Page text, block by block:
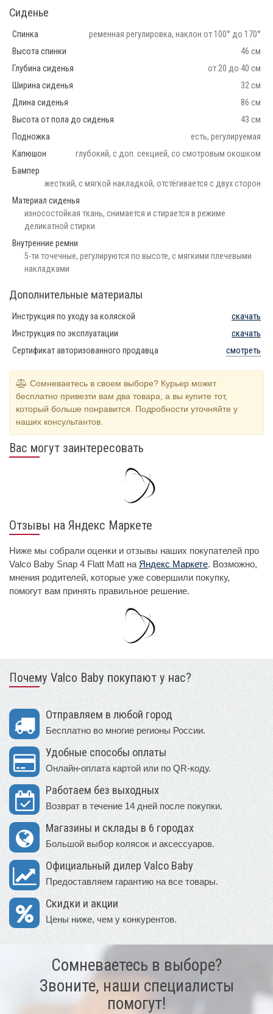
Сиденье
Спинка
ременная регулировка, наклон от 100° до 170°
Высота спинки
46 см
Глубина сиденья
от 20 до 40 см
Ширина сиденья
32 см
Длина сиденья
86 см
Высота от пола до сиденья
43 см
Подножка
есть, регулируемая
Капюшон
глубокий, с доп. секцией, со смотровым окошком
Бампер
жесткий, с мягкой накладкой, отстёгивается с двух сторон
Материал сиденья
износостойкая ткань, снимается и стирается в режиме
деликатной стирки
Внутренние ремни
5-ти точечные, регулируются по высоте, с мягкими плечевыми
накладками
Дополнительные материалы
Инструкция по уходу за коляской
скачать
Инструкция по эксплуатации
скачать
Сертификат авторизованного продавца
смотреть
Сомневаетесь в своем выборе? Курьер может
бесплатно привезти вам два товара, а вы купите тот,
который больше понравится. Подробности уточняйте у
наших консультантов.
Вас могут заинтересовать
Отзывы на Яндекс Маркете
Ниже мы собрали оценки и отзывы наших покупателей про
Valco Baby Snap 4 Flatt Matt на Яндекс Маркете. Возможно,
мнения родителей, которые уже совершили покупку,
помогут вам принять правильное решение.
Почему Valco Baby покупают у нас?
Отправляем в любой город
Бесплатно во многие регионы России.
Удобные способы оплаты
Онлайн-оплата картой или по QR-коду.
Работаем без выходных
Возврат в течение 14 дней после покупки.
Магазины и склады в 6 городах
Большой выбор колясок и аксессуаров.
Официальный дилер Valco Baby
Предоставляем гарантию на все товары.
Скидки и акции
Цены ниже, чем у конкурентов.
Сомневаетесь в выборе?
Звоните, наши специалисты
помогут!